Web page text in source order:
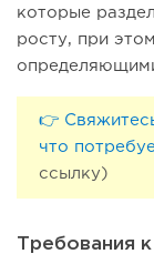
Coffee Way
модели
которые
росту, при
👉
что
ссылку)
Требования